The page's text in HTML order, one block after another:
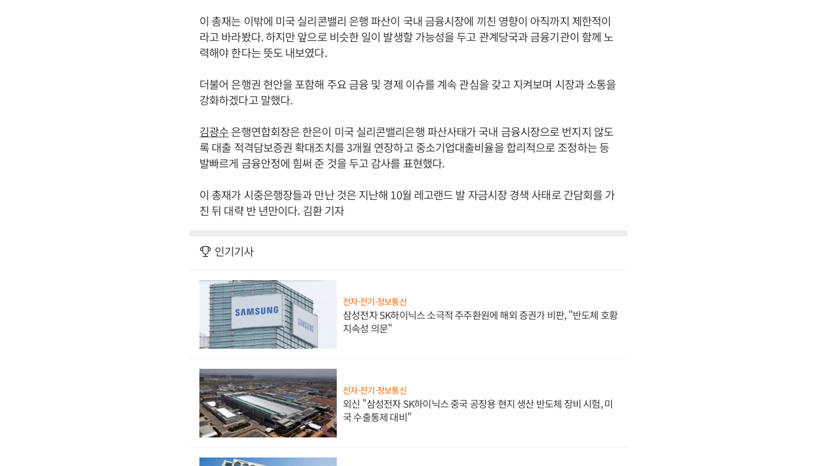
이 총재는 이밖에 미국 실리콘밸리 은행 파산이 국내 금융시장에 끼친 영향이 아직까지 제한적이
라고 바라봤다. 하지만 앞으로 비슷한 일이 발생할 가능성을 두고 관계당국과 금융기관이 함께 노
력해야 한다는 뜻도 내보였다.
더불어 은행권 현안을 포함해 주요 금융 및 경제 이슈를 계속 관심을 갖고 지켜보며 시장과 소통을
강화하겠다고 말했다.
김광수은행연합회장은 한은이 미국 실리콘밸리은행 파산사태가 국내 금융시장으로 번지지 않도
록 대출 적격담보증권 확대조치를 3개월 연장하고 중소기업대출비율을 합리적으로 조정하는 등
발빠르게 금융안정에 힘써 준 것을 두고 감사를 표현했다.
이 총재가 시중은행장들과 만난 것은 지난해 10월 레고랜드 발 자금시장 경색 사태로 간담회를 가
진 뒤 대략 반 년만이다. 김환 기자
인기기사
전자·전기·정보통신
삼성전자 SK하이닉스 소극적 주주환원에 해외 증권가 비판, "반도체 호황
지속성 의문"
전자·전기·정보통신
외신 "삼성전자 SK하이닉스 중국 공장용 현지 생산 반도체 장비 시험, 미
국 수출통제 대비"